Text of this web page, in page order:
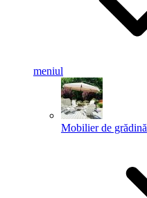
meniul
Mobilier de grădină